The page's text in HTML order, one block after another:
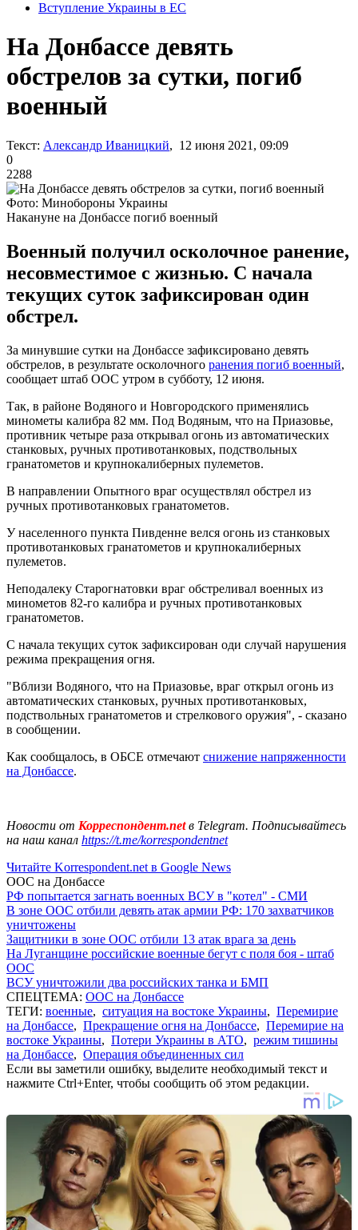
Вступление Украины в ЕС
На Донбассе девять
обстрелов за сутки, погиб
военный
Текст: Александр Иваницкий, 12 июня 2021, 09:09
0
2288
Фото: Минобороны Украины
Накануне на Донбассе погиб военный
Военный получил осколочное ранение,
несовместимое с жизнью. С начала
текущих суток зафиксирован один
обстрел.
За минувшие сутки на Донбассе зафиксировано девять
обстрелов, в результате осколочного ранения погиб военный,
сообщает штаб ООС утром в субботу, 12 июня.
Так, в районе Водяного и Новгородского применялись
минометы калибра 82 мм. Под Водяным, что на Приазовье,
противник четыре раза открывал огонь из автоматических
станковых, ручных противотанковых, подствольных
гранатометов и крупнокалиберных пулеметов.
В направлении Опытного враг осуществлял обстрел из
ручных противотанковых гранатометов.
У населенного пункта Пивденне велся огонь из станковых
противотанковых гранатометов и крупнокалиберных
пулеметов.
Неподалеку Старогнатовки враг обстреливал военных из
минометов 82-го калибра и ручных противотанковых
гранатометов.
С начала текущих суток зафиксирован оди случай нарушения
режима прекращения огня.
"Вблизи Водяного, что на Приазовье, враг открыл огонь из
автоматических станковых, ручных противотанковых,
подствольных гранатометов и стрелкового оружия", - сказано
в сообщении.
Как сообщалось, в ОБСЕ отмечают снижение напряженности
на Донбассе.
Новости от Корреспондент.netв Telegram. Подписывайтесь
на наш канал https://t.me/korrespondentnet
Читайте Korrespondent.net в Google News
ООС на Донбассе
РФ попытается загнать военных ВСУ в "котел" - СМИ
В зоне ООС отбили девять атак армии РФ: 170 захватчиков
уничтожены
Защитники в зоне ООС отбили 13 атак врага за день
На Луганщине российские военные бегут с поля боя - штаб
ООС
ВСУ уничтожили два российских танка и БМП
СПЕЦТЕМА: ООС на Донбассе
ТЕГИ: военные, ситуация на востоке Украины, Перемирие
на Донбассе, Прекращение огня на Донбассе, Перемирие на
востоке Украины, Потери Украины в АТО, режим тишины
на Донбассе, Операция объединенных сил
Если вы заметили ошибку, выделите необходимый текст и
нажмите Ctrl+Enter, чтобы сообщить об этом редакции.